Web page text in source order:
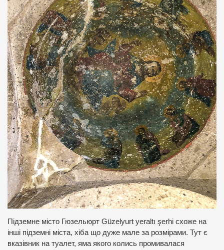
Підземне місто Гюзельюрт Güzelyurt yeraltı şerhi схоже на
інші підземні міста, хіба що дуже мале за розмірами. Тут є
вказівник на туалет, яма якого колись промивалася